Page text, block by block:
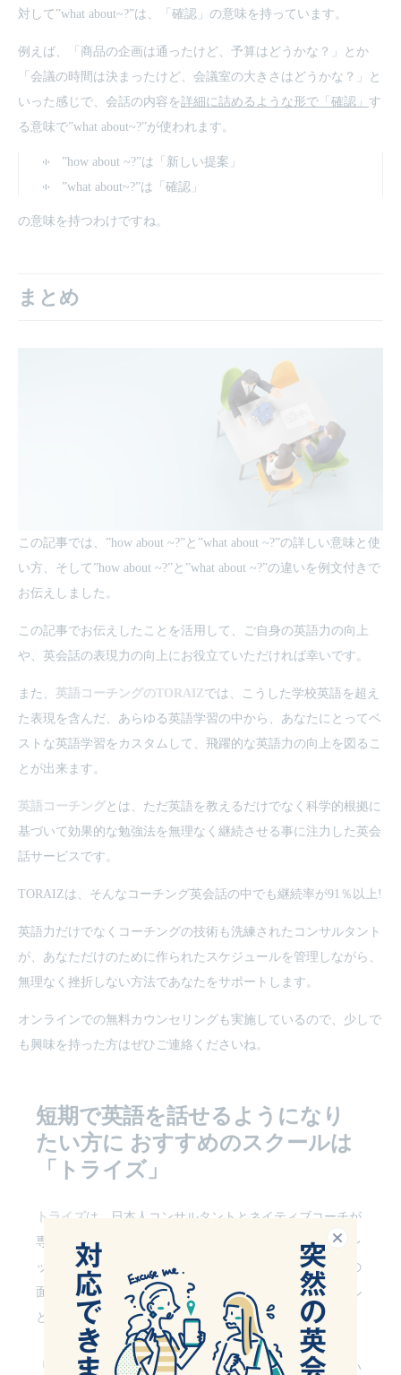
対して”what about~?”は、「確認」の意味を持っています。
例えば、「商品の企画は通ったけど、予算はどうかな？」とか
「会議の時間は決まったけど、会議室の大きさはどうかな？」と
いった感じで、会話の内容を詳細に詰めるような形で「確認」 す
る意味で”what about~?”が使われます。
”how about ~?”は「新しい提案」
”what about~?”は「確認」
の意味を持つわけですね。
まとめ
この記事では、”how about ~?”と”what about ~?”の詳しい意味と使
い方、そして”how about ~?”と”what about ~?”の違いを例文付きで
お伝えしました。
この記事でお伝えしたことを活用して、ご自身の英語力の向上
や、英会話の表現力の向上にお役立ていただければ幸いです。
また、 英語コーチングのTORAIZでは、こうした学校英語を超え
た表現を含んだ、あらゆる英語学習の中から、あなたにとってベ
ストな英語学習をカスタムして、飛躍的な英語力の向上を図るこ
とが出来ます。
英語コーチングとは、ただ英語を教えるだけでなく科学的根拠に
基づいて効果的な勉強法を無理なく継続させる事に注力した英会
話サービスです。
TORAIZは、そんなコーチング英会話の中でも継続率が91％以上!
英語力だけでなくコーチングの技術も洗練されたコンサルタント
が、あなただけのために作られたスケジュールを管理しながら、
無理なく挫折しない方法であなたをサポートします。
オンラインでの無料カウンセリングも実施しているので、少しで
も興味を持った方はぜひご連絡くださいね。
短期で英語を話せるようになり
たい方に おすすめのスクールは
「トライズ」
トライズは、日本人コンサルタントとネイティブコーチが
専属でサポートしてくれる、英語コーチングスクール。レ
ッスンは週３回確保される上に受け放題。マンツーマンの
面談やメールで日々サポートも受けられて、他のスクール
とは一線を画す本格的なプログラムになっています。
「短期間でどうしても英語が話せるようになりたい」とい
閉じる